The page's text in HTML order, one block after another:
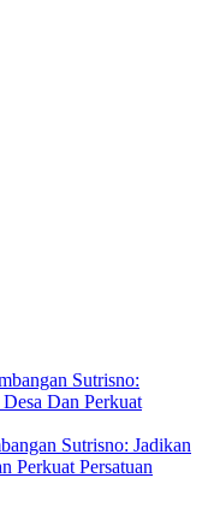
Sutrisno: Jadikan
Perkuat Persatuan